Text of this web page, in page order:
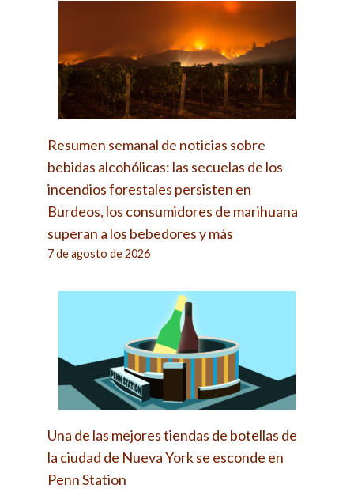
Resumen semanal de noticias sobre
bebidas alcohólicas: las secuelas de los
incendios forestales persisten en
Burdeos, los consumidores de marihuana
superan a los bebedores y más
7 de agosto de 2026
Una de las mejores tiendas de botellas de
la ciudad de Nueva York se esconde en
Penn Station